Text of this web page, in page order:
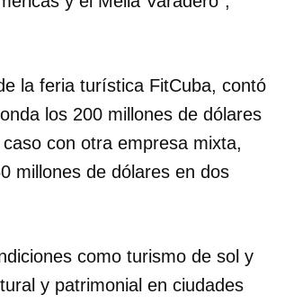
la feria turística FitCuba, contó
los 200 millones de dólares
con otra empresa mixta,
millones de dólares en dos
como turismo de sol y
y patrimonial en ciudades